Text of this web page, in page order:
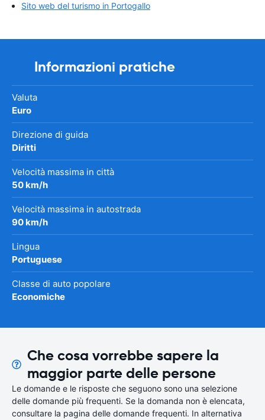
Sito web del turismo in Portogallo
Informazioni pratiche
Valuta
Euro
Direzione di guida
Diritti
Velocità massima in città
50 km/h
Velocità massima in autostrada
90 km/h
Lingua
Portuguese
Classe di auto popolare
Economiche
Che cosa vorrebbe sapere la
maggior parte delle persone
Le domande e le risposte che seguono sono una selezione
delle domande più frequenti. Se la domanda non è elencata,
consultare la pagina delle domande frequenti. In alternativa